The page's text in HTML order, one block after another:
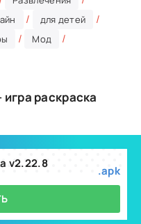
/ для детей /
/ Мод /
раскраска
v2.22.8 .apk